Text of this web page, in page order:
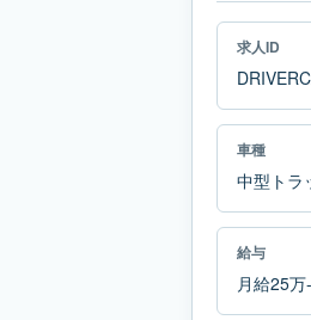
求人ID
車種
中型トラ
給与
月給25